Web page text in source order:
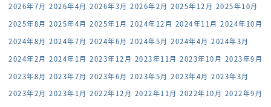
2026年7月 2026年4月 2026年3月 2026年2月 2025年12月 2025年10月
2025年8月 2025年4月 2025年1月 2024年12月 2024年11月 2024年10月
2024年8月 2024年7月 2024年6月 2024年5月 2024年4月 2024年3月
2024年2月 2024年1月 2023年12月 2023年11月 2023年10月 2023年9月
2023年8月 2023年7月 2023年6月 2023年5月 2023年4月 2023年3月
2023年2月 2023年1月 2022年12月 2022年11月 2022年10月 2022年9月